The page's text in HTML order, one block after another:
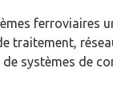
ferroviaires
traitement,
de systèmes de